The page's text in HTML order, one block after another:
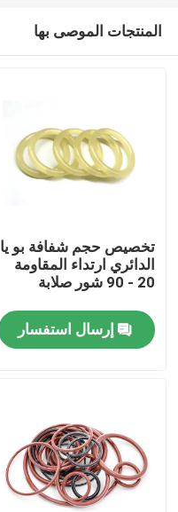
معلومات عنا
المنتجات الموصى بها
تخصيص حجم شفافة بو يا
الدائري ارتداء المقاومة
20 - 90 شور صلابة
إرسال استفسار